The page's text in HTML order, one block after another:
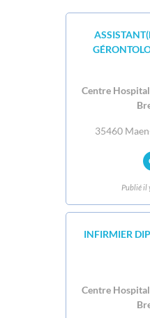
Centre
35460
Publié il
INFIRMIER
Centre